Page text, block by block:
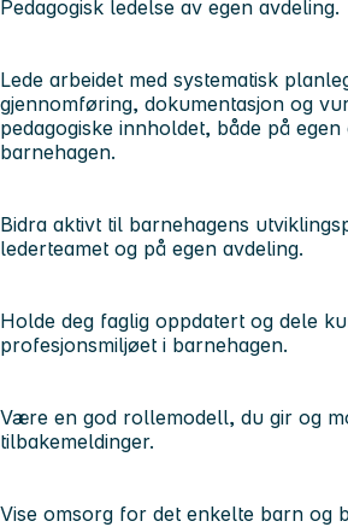
Pedagogisk ledelse av egen avdeling.
Lede arbeidet med systematisk
gjennomføring, dokumentasjon og
pedagogiske innholdet, både på
barnehagen.
Bidra aktivt til barnehagens
lederteamet og på egen avdeling.
Holde deg faglig oppdatert og dele
profesjonsmiljøet i barnehagen.
Være en god rollemodell, du gir og
tilbakemeldinger.
Vise omsorg for det enkelte barn og